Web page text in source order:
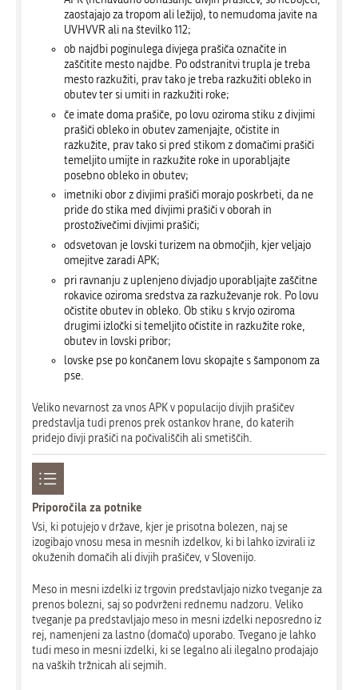
zaostajajo za tropom ali ležijo), to nemudoma javite na
UVHVVR ali na številko 112;
ob najdbi poginulega divjega prašiča označite in
zaščitite mesto najdbe. Po odstranitvi trupla je treba
mesto razkužiti, prav tako je treba razkužiti obleko in
obutev ter si umiti in razkužiti roke;
če imate doma prašiče, po lovu oziroma stiku z divjimi
prašiči obleko in obutev zamenjajte, očistite in
razkužite, prav tako si pred stikom z domačimi prašiči
temeljito umijte in razkužite roke in uporabljajte
posebno obleko in obutev;
imetniki obor z divjimi prašiči morajo poskrbeti, da ne
pride do stika med divjimi prašiči v oborah in
prostoživečimi divjimi prašiči;
odsvetovan je lovski turizem na območjih, kjer veljajo
omejitve zaradi APK;
pri ravnanju z uplenjeno divjadjo uporabljajte zaščitne
rokavice oziroma sredstva za razkuževanje rok. Po lovu
očistite obutev in obleko. Ob stiku s krvjo oziroma
drugimi izločki si temeljito očistite in razkužite roke,
obutev in lovski pribor;
lovske pse po končanem lovu skopajte s šamponom za
pse.
Veliko nevarnost za vnos APK v populacijo divjih prašičev
predstavlja tudi prenos prek ostankov hrane, do katerih
pridejo divji prašiči na počivališčih ali smetiščih.
Priporočila za potnike
Vsi, ki potujejo v države, kjer je prisotna bolezen, naj se
izogibajo vnosu mesa in mesnih izdelkov, ki bi lahko izvirali iz
okuženih domačih ali divjih prašičev, v Slovenijo.
Meso in mesni izdelki iz trgovin predstavljajo nizko tveganje za
prenos bolezni, saj so podvrženi rednemu nadzoru. Veliko
tveganje pa predstavljajo meso in mesni izdelki neposredno iz
rej, namenjeni za lastno (domačo) uporabo. Tvegano je lahko
tudi meso in mesni izdelki, ki se legalno ali ilegalno prodajajo
na vaških tržnicah ali sejmih.